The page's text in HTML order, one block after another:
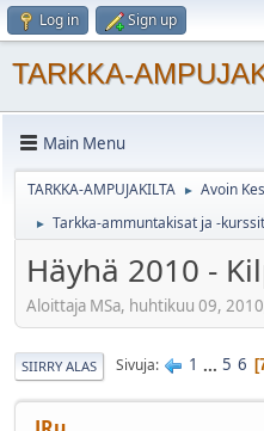
Log in Sign up
TARKKA-
Main Menu
TARKKA-AMPUJAKILTA ► Avoin
► Tarkka-ammuntakisat ja -kurssit
Häyhä 2010 -
Aloittaja MSa, huhtikuu 09,
SIIRRY ALAS Sivuja 1 ... 5 6